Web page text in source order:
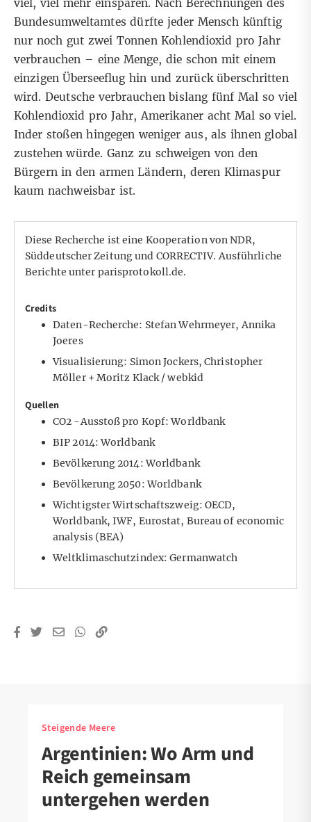
viel, viel mehr einsparen. Nach Berechnungen des
Bundesumweltamtes dürfte jeder Mensch künftig
nur noch gut zwei Tonnen Kohlendioxid pro Jahr
verbrauchen – eine Menge, die schon mit einem
einzigen Überseeflug hin und zurück überschritten
wird. Deutsche verbrauchen bislang fünf Mal so viel
Kohlendioxid pro Jahr, Amerikaner acht Mal so viel.
Inder stoßen hingegen weniger aus, als ihnen global
zustehen würde. Ganz zu schweigen von den
Bürgern in den armen Ländern, deren Klimaspur
kaum nachweisbar ist.
Diese Recherche ist eine Kooperation von NDR,
Süddeutscher Zeitung und CORRECTIV. Ausführliche
Berichte unterparisprotokoll.de.
Credits
Daten-Recherche: Stefan Wehrmeyer, Annika
Joeres
Visualisierung: Simon Jockers, Christopher
Möller + Moritz Klack /webkid
Quellen
CO2 -Ausstoß pro Kopf:Worldbank
BIP 2014:Worldbank
Bevölkerung 2014:Worldbank
Bevölkerung 2050:Worldbank
Wichtigster Wirtschaftszweig: OECD,
Worldbank, IWF, Eurostat, Bureau of economic
analysis (BEA)
Weltklimaschutzindex:Germanwatch
Steigende Meere
Argentinien: Wo Arm und
Reich gemeinsam
untergehen werden